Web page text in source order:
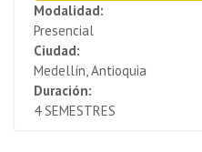
Modalidad:
Presencial
Ciudad:
Medellín, Antioquia
Duración:
4 SEMESTRES